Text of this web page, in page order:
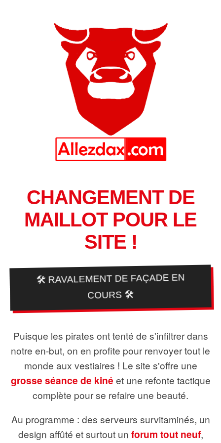
CHANGEMENT DE
MAILLOT POUR LE
SITE !
🛠️ RAVALEMENT DE FAÇADE EN
COURS 🛠️
Puisque les pirates ont tenté de s'infiltrer dans
notre en-but, on en profite pour renvoyer tout le
monde aux vestiaires ! Le site s'offre une
grosse séance de kiné et une refonte tactique
complète pour se refaire une beauté.
Au programme : des serveurs survitaminés, un
design affûté et surtout un forum tout neuf,